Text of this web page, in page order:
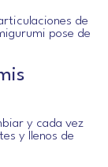
de
pose de
y cada vez
y llenos de